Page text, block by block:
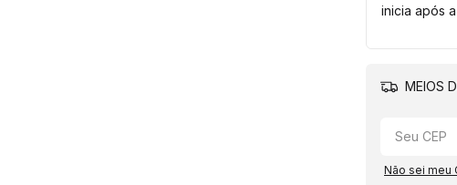
inicia após
MEIOS
Não sei meu